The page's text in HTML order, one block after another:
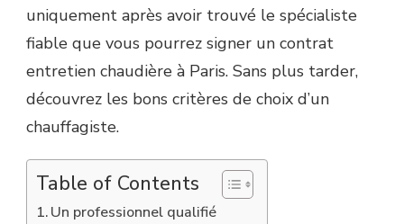
uniquement après avoir trouvé le spécialiste
fiable que vous pourrez signer un contrat
entretien chaudière à Paris. Sans plus tarder,
découvrez les bons critères de choix d’un
chauffagiste.
Table of Contents
Un professionnel qualifié